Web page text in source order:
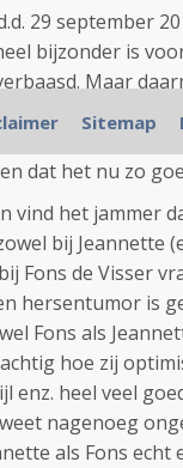
29 september
bijzonder is
Maar
en
Fons fietst
dat het nu zo
vind het jammer
bij Jeannette
Fons de Visser
hersentumor is
Fons als
hoe zij
enz. heel veel
nagenoeg
als Fons
Sitemap